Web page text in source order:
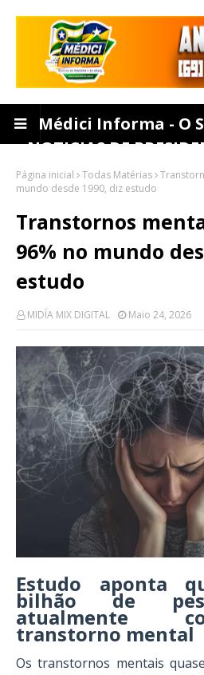
Médici Informa - O
NOTICIAS DE
Página inicial Todas Matérias
mundo desde 1990, diz estudo
Transtornos
96% no mundo
estudo
MIDÍA MIX DIGITAL Maio 24, 2026
Estudo aponta
bilhão de
atualmente
transtorno mental
Os transtornos mentais